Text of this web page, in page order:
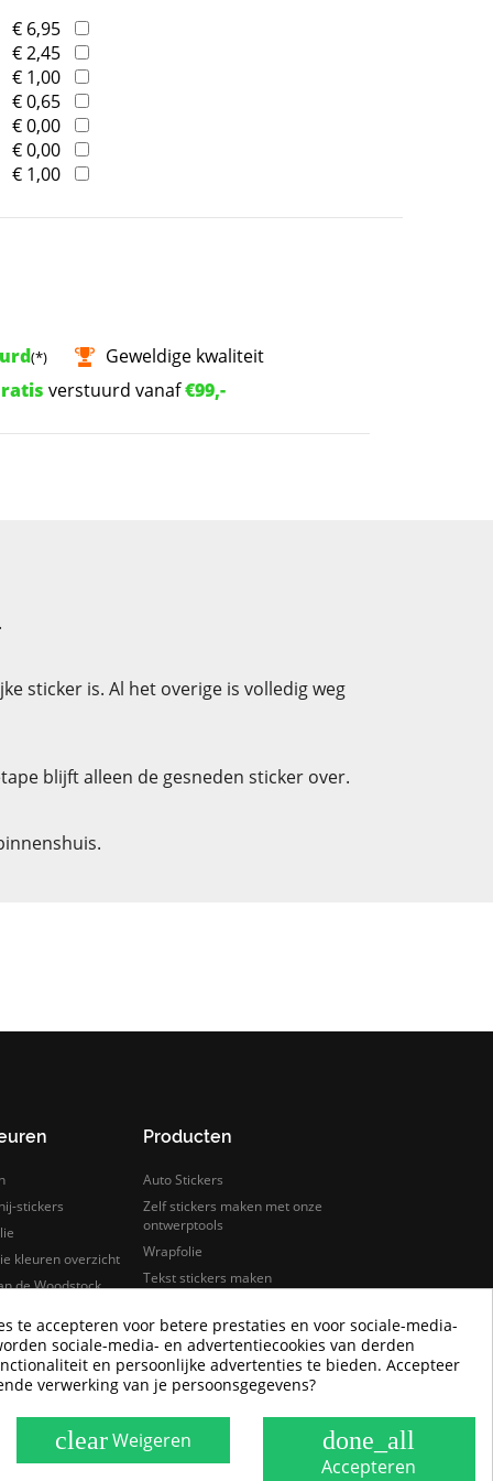
€ 6,95
€ 2,45
€ 1,00
€ 0,65
€ 0,00
€ 0,00
€ 1,00
(*)
Geweldige kwaliteit
verstuurd vanaf€99,-
sticker is. Al het overige is volledig weg
blijft alleen de gesneden sticker over.
stickers
kleuren overzicht
de Woodstock
samples bestellen
Producten
Auto Stickers
Zelf stickers maken met onze
ontwerptools
Wrapfolie
Tekst stickers maken
Tegelstickers
Auto wrappen
Camper Logo Stickers
te accepteren voor betere prestaties en voor sociale-media-
sociale-media- en advertentiecookies van derden
en persoonlijke advertenties te bieden. Accepteer
verwerking van je persoonsgegevens?
clearWeigeren done_all
Accepteren